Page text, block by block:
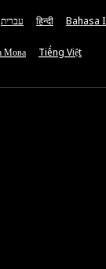
עברית हिन्दी Bahasa
Мова Tiếng Việt